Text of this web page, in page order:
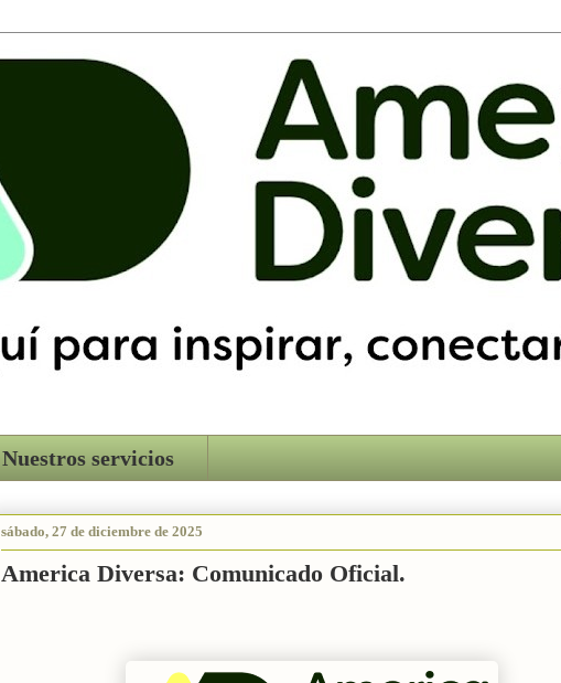
Nuestros servicios
sábado, 27 de diciembre de 2025
America Diversa: Comunicado Oficial.